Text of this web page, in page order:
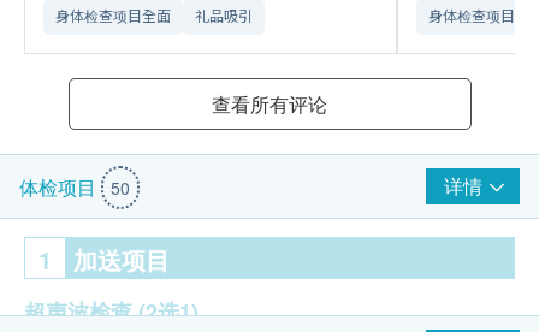
身体检查项目全面 礼品吸引 身体检查项目全
查看所有评论
体检项目 50 详情
1 加送项目
超声波检查(2选1)